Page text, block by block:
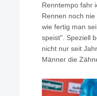
Renntempo fahr
Rennen noch
wie fertig man
speist". Speziell
nicht nur seit
Männer die